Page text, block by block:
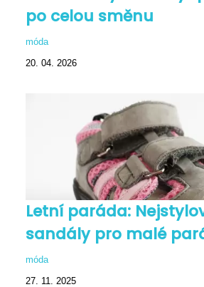
po celou směnu
móda
20. 04. 2026
Letní paráda:
sandály pro malé
móda
27. 11. 2025